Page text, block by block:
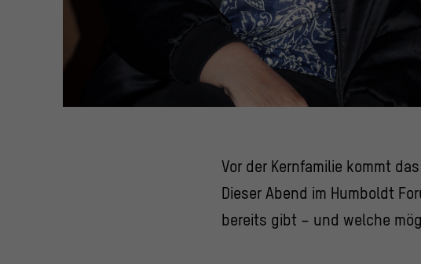
Vor der Kernfamilie kommt
Dieser Abend im Humboldt
bereits gibt – und welche